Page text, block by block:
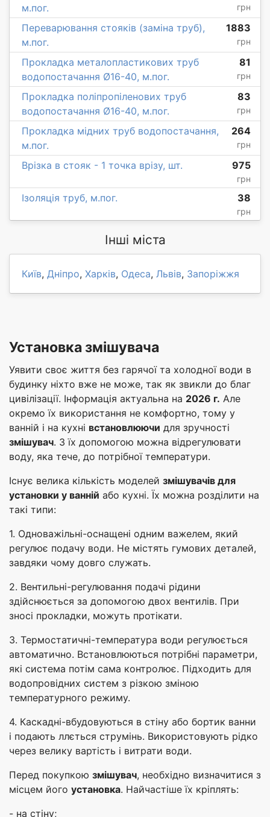
м.пог.
грн
Переварювання стояків (заміна труб),
м.пог.
1883
грн
Прокладка металопластикових труб
водопостачання Ø16-40, м.пог.
81
грн
Прокладка поліпропіленових труб
водопостачання Ø16-40, м.пог.
83
грн
Прокладка мідних труб водопостачання,
м.пог.
264
грн
Врізка в стояк - 1 точка врізу, шт. 975
грн
Ізоляція труб, м.пог. 38
грн
Інші міста
Київ, Дніпро, Харків, Одеса, Львів, Запоріжжя
Установка змішувача
Уявити своє життя без гарячої та холодної води в
будинку ніхто вже не може, так як звикли до благ
цивілізації. Інформація актуальна на 2026 г. Але
окремо їх використання не комфортно, тому у
ванній і на кухні встановлюючи для зручності
змішувач. З їх допомогою можна відрегулювати
воду, яка тече, до потрібної температури.
Існує велика кількість моделей змішувачів для
установки у ванній або кухні. Їх можна розділити на
такі типи:
1. Одноважільні-оснащені одним важелем, який
регулює подачу води. Не містять гумових деталей,
завдяки чому довго служать.
2. Вентильні-регулювання подачі рідини
здійснюється за допомогою двох вентилів. При
зносі прокладки, можуть протікати.
3. Термостатичні-температура води регулюється
автоматично. Встановлюються потрібні параметри,
які система потім сама контролює. Підходить для
водопровідних систем з різкою зміною
температурного режиму.
4. Каскадні-вбудовуються в стіну або бортик ванни
і подають ллється струмінь. Використовують рідко
через велику вартість і витрати води.
Перед покупкою змішувач, необхідно визначитися з
місцем його установка. Найчастіше їх кріплять:
- на стіну;